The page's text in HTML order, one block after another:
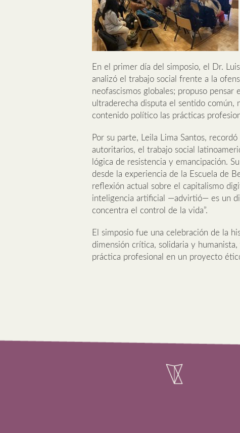
En el primer día del simposio, el Dr.
analizó el trabajo social frente a la
neofascismos globales; propuso
ultraderecha disputa el sentido común,
contenido político las prácticas
Por su parte, Leila Lima Santos,
autoritarios, el trabajo social
lógica de resistencia y emancipación.
desde la experiencia de la Escuela de
reflexión actual sobre el capitalismo
inteligencia artificial —advirtió— es un
concentra el control de la vida”.
El simposio fue una celebración de la
dimensión crítica, solidaria y
práctica profesional en un proyecto